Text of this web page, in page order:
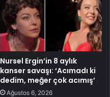
Nursel Ergin’in 8 aylık
kanser savaşı: ‘Acımadı ki
dedim, meğer çok acımış’
Ağustos 6, 2026